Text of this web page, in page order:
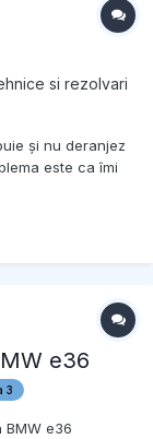
si rezolvari
și nu deranjez
este ca îmi
oprit ,o pot
e36
3
e36